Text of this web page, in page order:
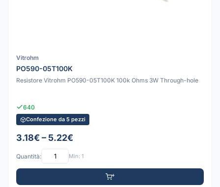
Vitrohm
PO590-05T100K
Resistore Vitrohm PO590-05T100K 100k Ohms 3W Through-hole
640
Confezione da 5 pezzi
3.18€ – 5.22€
Quantità: Min: 1